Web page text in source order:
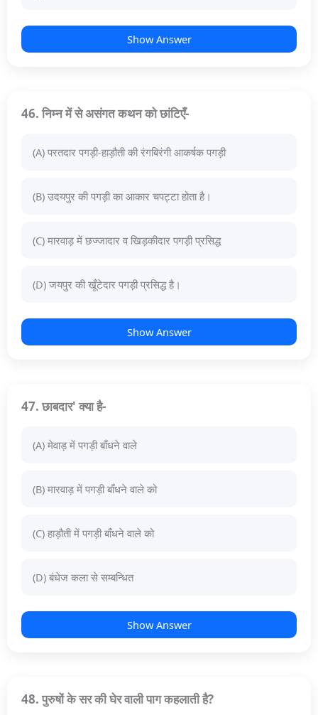
Show Answer
46. निम्न में से असंगत कथन को छांटिएँ-
(A) परतदार पगड़ी-हाड़ौती की रंगबिरंगी आकर्षक पगड़ी
(B) उदयपुर की पगड़ी का आकार चपट्टा होता है।
(C) मारवाड़ में छज्जादार व खिड़कीदार पगड़ी प्रसिद्ध
(D) जयपुर की खूँटेदार पगड़ी प्रसिद्ध है।
Show Answer
47. छाबदार' क्या है-
(A) मेवाड़ में पगड़ी बाँधने वाले
(B) मारवाड़ में पगड़ी बाँधने वाले को
(C) हाड़ौती में पगड़ी बाँधने वाले को
(D) बंधेज कला से सम्बन्धित
Show Answer
48. पुरुषों के सर की घेर वाली पाग कहलाती है?